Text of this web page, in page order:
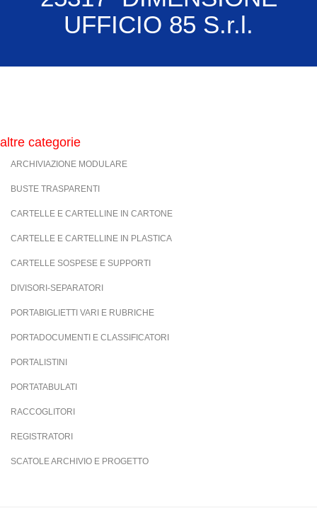
UFFICIO 85 S.r.l.
altre categorie
ARCHIVIAZIONE MODULARE
BUSTE TRASPARENTI
CARTELLE E CARTELLINE IN CARTONE
CARTELLE E CARTELLINE IN PLASTICA
CARTELLE SOSPESE E SUPPORTI
DIVISORI-SEPARATORI
PORTABIGLIETTI VARI E RUBRICHE
PORTADOCUMENTI E CLASSIFICATORI
PORTALISTINI
PORTATABULATI
RACCOGLITORI
REGISTRATORI
SCATOLE ARCHIVIO E PROGETTO